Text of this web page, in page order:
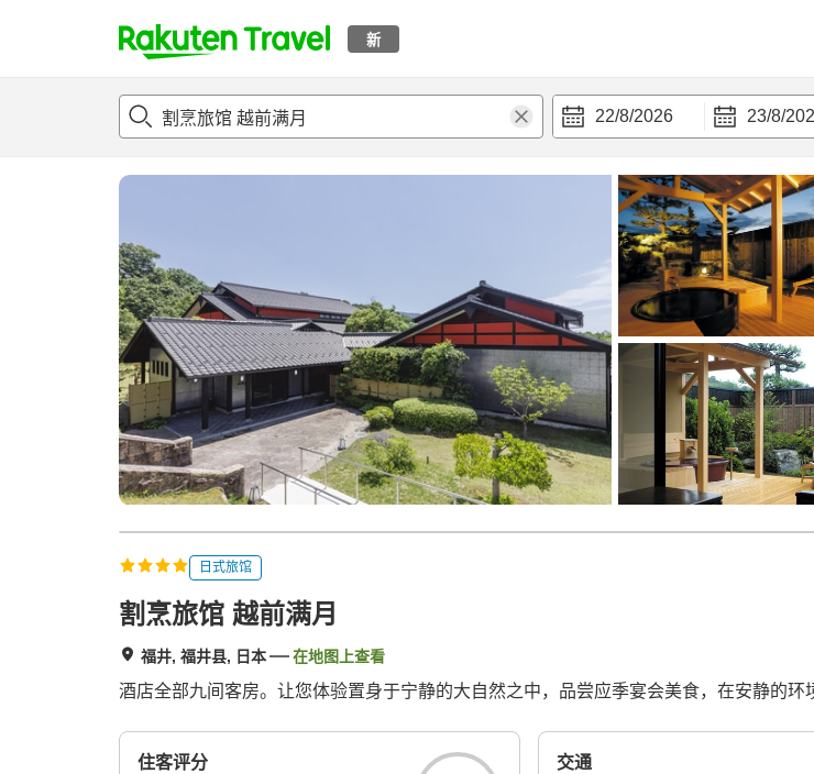
新
t
p
a
_
s
e
a
r
c
h
22/8/2026 23/8/
概况 客房及住宿套餐评论设施
日式旅馆
割烹旅馆 越前满月
福井, 福井县, 日本 在地图上查看
酒店全部九间客房。让您体验置身于宁静的大自然之中，品尝应季宴会美食，在安静的环
住客评分 交通